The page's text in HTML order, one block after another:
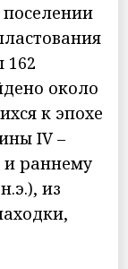
162
около
к эпохе
IV –
и раннему
из